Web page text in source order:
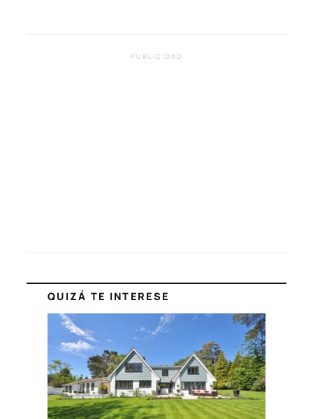
PUBLICIDAD
QUIZÁ TE INTERESE